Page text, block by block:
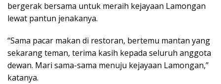
bergerak bersama untuk meraih kejayaan Lamongan
lewat pantun jenakanya.
“Sama pacar makan di restoran, bertemu mantan yang
sekarang teman, terima kasih kepada seluruh anggota
dewan. Mari sama-sama menuju kejayaan Lamongan,”
katanya.